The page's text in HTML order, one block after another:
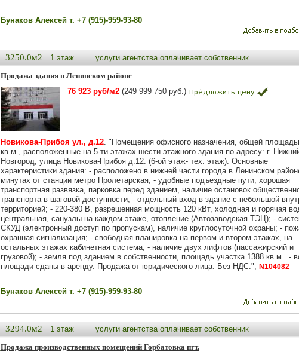
Бунаков Алексей т. +7 (915)-959-93-80
3250.0м2 1 этаж
услуги агентства оплачивает собственник
Продажа здания в Ленинском районе
76 923 руб/м2(249 999 750 руб.)
Новикова-Прибоя ул., д.12. "Помещения офисного назначения, общей
кв.м., расположенные на 5-ти этажах шести этажного здания по адресу: г.
Новгород, улица Новикова-Прибоя д.12. (6-ой этаж- тех. этаж). Основные
характеристики здания: - расположено в нижней части города в Ленинском
минутах от станции метро Пролетарская; - удобные подъездные пути, хорошая
транспортная развязка, парковка перед зданием, наличие остановок
транспорта в шаговой доступности; - отдельный вход в здание с небольшой
территорией; - 220-380 В, разрешенная мощность 120 кВт, холодная и горячая
центральная, санузлы на каждом этаже, отопление (Автозаводская ТЭЦ); -
СКУД (электронный доступ по пропускам), наличие круглосуточной охраны; -
охранная сигнализация; - свободная планировка на первом и втором этажах, на
остальных этажах кабинетная система; - наличие двух лифтов (пассажирский и
грузовой); - земля под зданием в собственности, площадь участка 1388 кв.м.. -
площади сданы в аренду. Продажа от юридического лица. Без НДС.", N104082
Бунаков Алексей т. +7 (915)-959-93-80
3294.0м2 1 этаж
услуги агентства оплачивает собственник
Продажа производственных помещений Горбатовка пгт.